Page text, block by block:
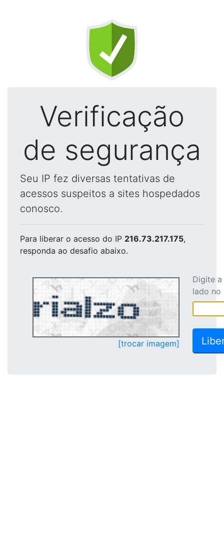
Verificação
de segurança
Seu IP fez diversas tentativas de
acessos suspeitos a sites hospedados
conosco.
Para liberar o acesso do IP 216.73.217.175,
responda ao desafio abaixo.
[trocar imagem]
Digite
lado no